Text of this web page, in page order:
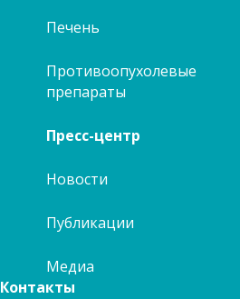
Печень
Противоопухолевые
препараты
Пресс-центр
Новости
Публикации
Медиа
Контакты